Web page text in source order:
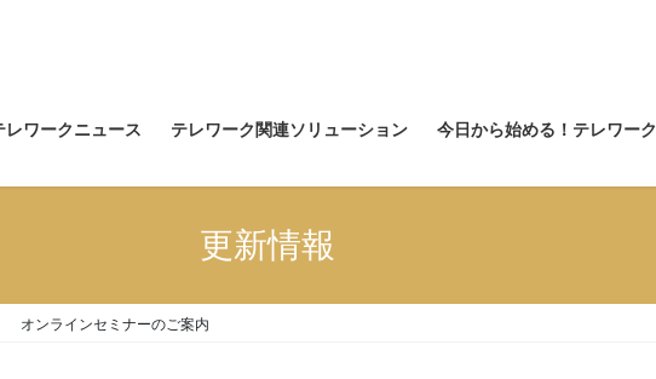
レワークニュース テレワーク関連ソリューション 今日から始める！テレワーク
更新情報
オンラインセミナーのご案内